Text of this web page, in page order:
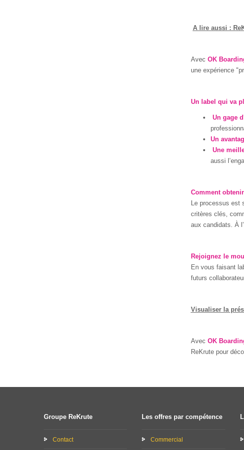
A lire aussi :
Avec OK
une expérience
Un label qui va
Un gage
Un
Une
aussi
Comment
Le processus est
critères clés,
aux candidats. À
Rejoignez le
En vous faisant
futurs
Visualiser la
Avec OK
ReKrute pour
Groupe ReKrute
Contact
Les offres par compétence
Commercial